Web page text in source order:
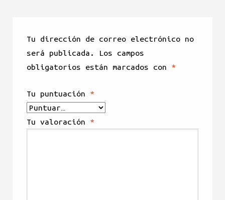
Tu dirección de correo electrónico no
será publicada.
Los campos
obligatorios están marcados con *
Tu puntuación *
Tu valoración *